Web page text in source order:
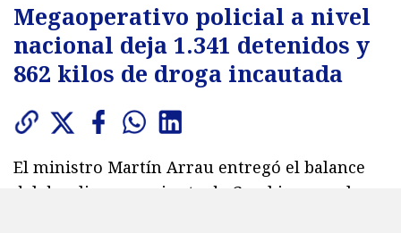
Megaoperativo policial a nivel
nacional deja 1.341 detenidos y
862 kilos de droga incautada
El ministro Martín Arrau entregó el balance
del despliegue conjunto de Carabineros y la